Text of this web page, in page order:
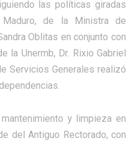
las políticas giradas
de la Ministra de
Oblitas en conjunto con
la Unermb, Dr. Rixio Gabriel
Servicios Generales realizó
y limpieza en
del Antiguo Rectorado, con